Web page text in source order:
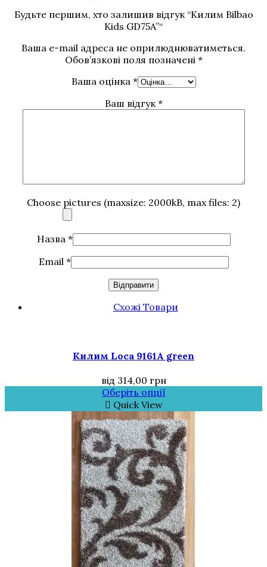
Будьте першим, хто залишив відгук “Килим Bilbao
Kids GD75A”“
Ваша e-mail адреса не оприлюднюватиметься.
Обов’язкові поля позначені *
Ваша оцінка *
Ваш відгук*
Choose pictures (maxsize: 2000kB, max files: 2)
Назва *
Email *
Схожі Товари
Килим Loca 9161A green
від 314,00 грн
Оберіть опції
Quick View